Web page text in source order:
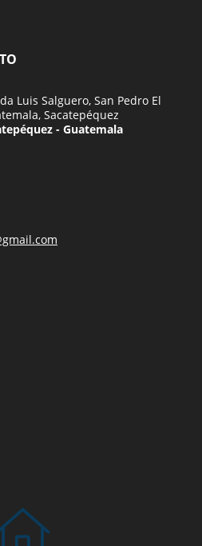
Luis Salguero, San Pedro El
Sacatepéquez
- Guatemala